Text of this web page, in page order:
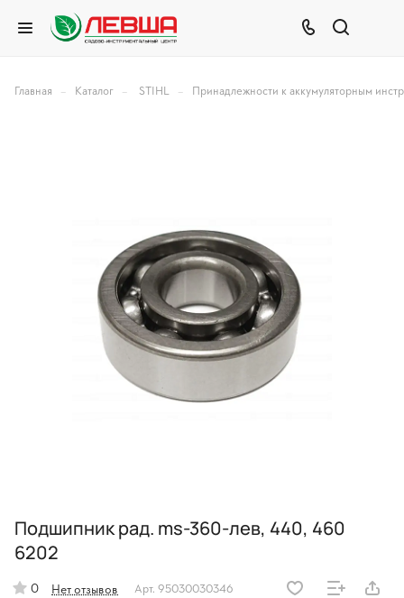
Главная – Каталог – STIHL – Принадлежности к аккумуляторным
Подшипник рад. ms-360-лев, 440, 460
6202
0 Нет отзывов Арт. 95030030346